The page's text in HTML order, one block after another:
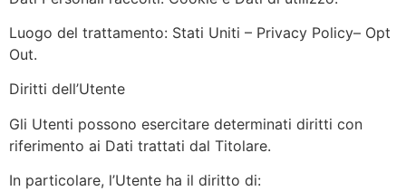
Luogo del trattamento: Stati Uniti – Privacy Policy– Opt
Out.
Diritti dell’Utente
Gli Utenti possono esercitare determinati diritti con
riferimento ai Dati trattati dal Titolare.
In particolare, l’Utente ha il diritto di: